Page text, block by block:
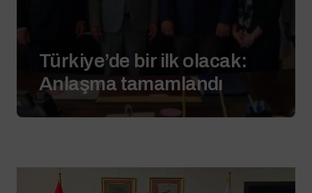
Türkiye’de bir ilk olacak:
Anlaşma tamamlandı